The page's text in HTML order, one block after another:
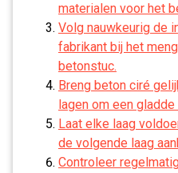
materialen voor het
Volg nauwkeurig de
fabrikant bij het
betonstuc.
Breng beton ciré
lagen om een
Laat elke laag
de volgende laag
Controleer